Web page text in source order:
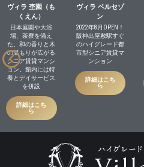
ヴィラ 杢園（も
くえん）
日本庭園や大浴
場、茶寮を備え
た、和の香りと木
の温もりが広がる
シニア賃貸マンシ
ョン。館内には特
養とデイサービス
を併設
詳細はこち
ら
ヴィラ ベルセゾ
ン
2022年8月OPEN！
阪神出屋敷駅すぐ
のハイグレード都
市型シニア賃貸マ
ンション
詳細はこち
ら